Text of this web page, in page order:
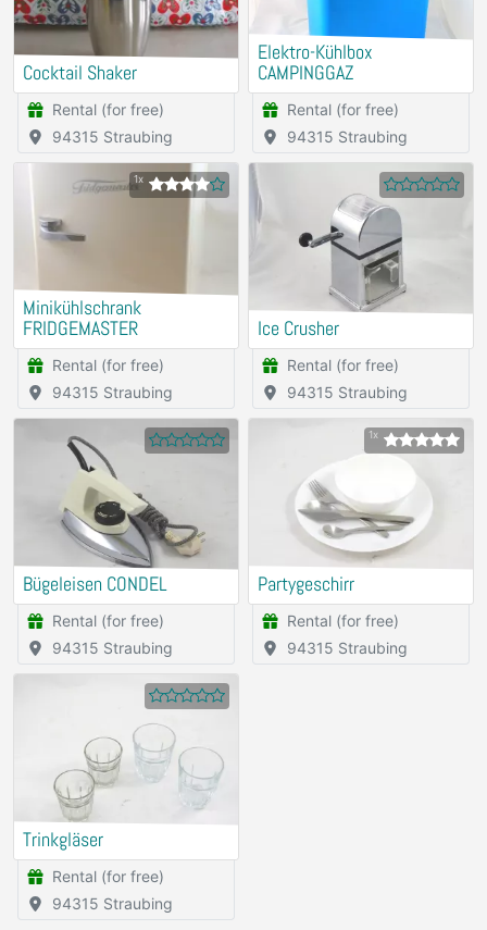
Cocktail Shaker
Rental (for free)
94315 Straubing
Elektro-Kühlbox
CAMPINGGAZ
Rental (for free)
94315 Straubing
1x
Minikühlschrank
FRIDGEMASTER
Rental (for free)
94315 Straubing
Ice Crusher
Rental (for free)
94315 Straubing
Bügeleisen CONDEL
Rental (for free)
94315 Straubing
1x
Partygeschirr
Rental (for free)
94315 Straubing
Trinkgläser
Rental (for free)
94315 Straubing